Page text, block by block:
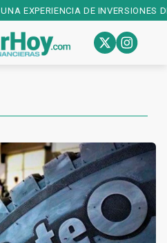
EXPERIENCIA DE INVERSIONES